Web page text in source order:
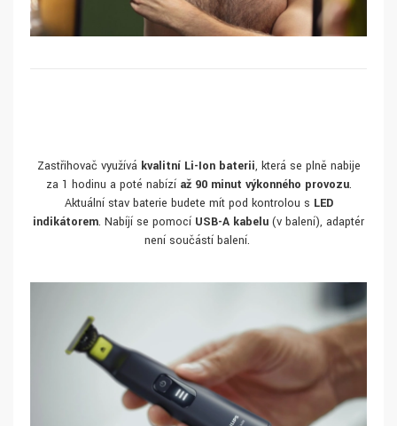
Zastřihovač využívá kvalitní Li-Ion baterii, která se plně nabije
za 1 hodinu a poté nabízí až 90 minut výkonného provozu.
Aktuální stav baterie budete mít pod kontrolou s LED
indikátorem. Nabíjí se pomocí USB-A kabelu (v balení), adaptér
není součástí balení.